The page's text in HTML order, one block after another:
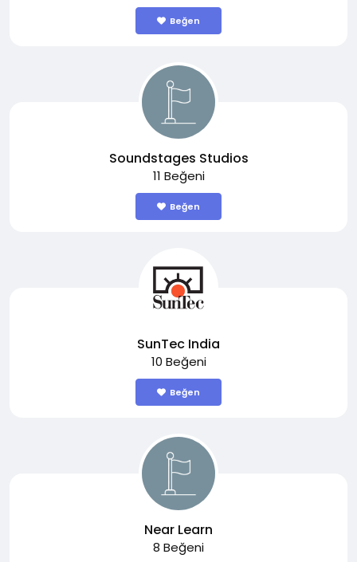
Beğen
Soundstages Studios
11 Beğeni
Beğen
SunTec India
10 Beğeni
Beğen
Near Learn
8 Beğeni